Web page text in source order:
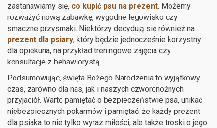
zastanawiamy się, co kupić psu na prezent. Możemy
rozważyć nową zabawkę, wygodne legowisko czy
smaczne przysmaki. Niektórzy decydują się również na
prezent dla psiary, który będzie jednocześnie korzystny
dla opiekuna, na przykład treningowe zajęcia czy
konsultacje z behawiorystą.
Podsumowując, święta Bożego Narodzenia to wyjątkowy
czas, zarówno dla nas, jak i naszych czworonożnych
przyjaciół. Warto pamiętać o bezpieczeństwie psa, unikać
niebezpiecznych pokarmów i pamiętać, że każdy prezent
dla psiaka to nie tylko wyraz miłości, ale także troski o jego